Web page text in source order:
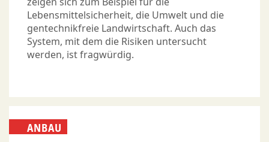
Lebensmittelsicherheit, die Umwelt und die
gentechnikfreie Landwirtschaft. Auch das
System, mit dem die Risiken untersucht
werden, ist fragwürdig.
ANBAU